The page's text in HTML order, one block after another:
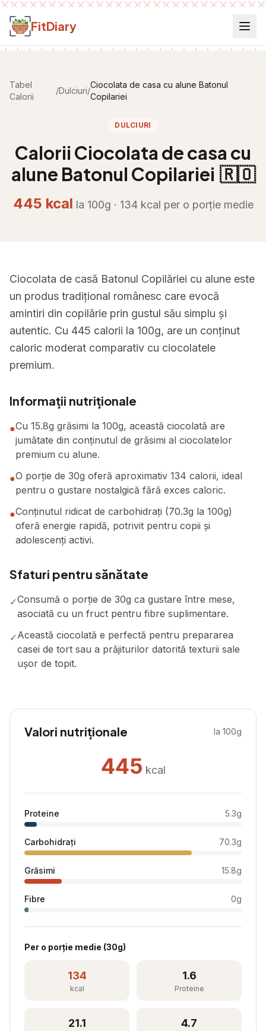
Salt la conținut
FitDiary
Tabel
Calorii
/Dulciuri/
Ciocolata de casa cu alune Batonul
Copilariei
DULCIURI
Calorii Ciocolata de casa cu
alune Batonul Copilariei 🇷🇴
445 kcal la 100g · 134kcal per o porție medie
Ciocolata de casă Batonul Copilăriei cu alune este
un produs tradițional românesc care evocă
amintiri din copilărie prin gustul său simplu și
autentic. Cu 445 calorii la 100g, are un conținut
caloric moderat comparativ cu ciocolatele
premium.
Informații nutriționale
●Cu 15.8g grăsimi la 100g, această ciocolată are
jumătate din conținutul de grăsimi al ciocolatelor
premium cu alune.
●O porție de 30g oferă aproximativ 134 calorii, ideal
pentru o gustare nostalgică fără exces caloric.
●Conținutul ridicat de carbohidrați (70.3g la 100g)
oferă energie rapidă, potrivit pentru copii și
adolescenți activi.
Sfaturi pentru sănătate
✓Consumă o porție de 30g ca gustare între mese,
asociată cu un fruct pentru fibre suplimentare.
✓Această ciocolată e perfectă pentru prepararea
casei de tort sau a prăjiturilor datorită texturii sale
ușor de topit.
Valori nutriționale la 100g
445 kcal
Proteine 5.3g
Carbohidrați 70.3g
Grăsimi 15.8g
Fibre 0g
Per o porție medie (30g)
134
kcal
1.6
Proteine
21.1 4.7